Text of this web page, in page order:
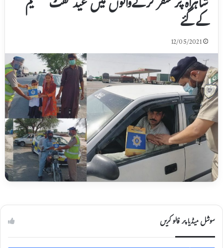
کے گئے
12/05/2021
سوشل میڈیا پر فالو کریں